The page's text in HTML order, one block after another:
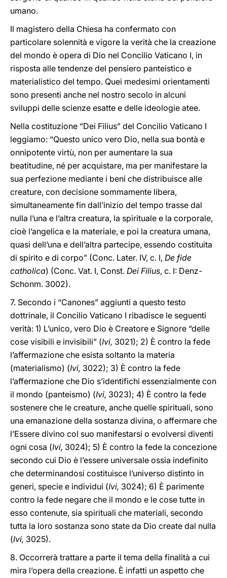
umano.
Il magistero della Chiesa ha confermato con
particolare solennità e vigore la verità che la creazione
del mondo è opera di Dio nel Concilio Vaticano I, in
risposta alle tendenze del pensiero panteistico e
materialistico del tempo. Quei medesimi orientamenti
sono presenti anche nel nostro secolo in alcuni
sviluppi delle scienze esatte e delle ideologie atee.
Nella costituzione “Dei Filius” del Concilio Vaticano I
leggiamo: “Questo unico vero Dio, nella sua bontà e
onnipotente virtù, non per aumentare la sua
beatitudine, né per acquistare, ma per manifestare la
sua perfezione mediante i beni che distribuisce alle
creature, con decisione sommamente libera,
simultaneamente fin dall’inizio del tempo trasse dal
nulla l’una e l’altra creatura, la spirituale e la corporale,
cioè l’angelica e la materiale, e poi la creatura umana,
quasi dell’una e dell’altra partecipe, essendo costituita
di spirito e di corpo” (Conc. Later. IV, c. I, De fide
catholica) (Conc. Vat. I, Const. Dei Filius, c. I: Denz-
Schonm. 3002).
7. Secondo i “Canones” aggiunti a questo testo
dottrinale, il Concilio Vaticano I ribadisce le seguenti
verità: 1) L’unico, vero Dio è Creatore e Signore “delle
cose visibili e invisibili” (Ivi, 3021); 2) È contro la fede
l’affermazione che esista soltanto la materia
(materialismo) (Ivi, 3022); 3) È contro la fede
l’affermazione che Dio s’identifichi essenzialmente con
il mondo (panteismo) (Ivi, 3023); 4) È contro la fede
sostenere che le creature, anche quelle spirituali, sono
una emanazione della sostanza divina, o affermare che
l’Essere divino col suo manifestarsi o evolversi diventi
ogni cosa (Ivi, 3024); 5) È contro la fede la concezione
secondo cui Dio è l’essere universale ossia indefinito
che determinandosi costituisce l’universo distinto in
generi, specie e individui (Ivi, 3024); 6) È parimente
contro la fede negare che il mondo e le cose tutte in
esso contenute, sia spirituali che materiali, secondo
tutta la loro sostanza sono state da Dio create dal nulla
(Ivi, 3025).
8. Occorrerà trattare a parte il tema della finalità a cui
mira l’opera della creazione. È infatti un aspetto che